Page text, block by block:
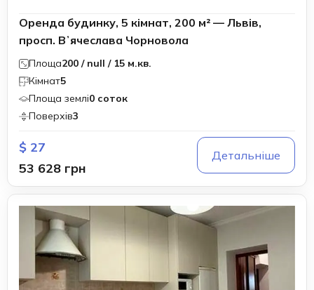
Оренда будинку, 5 кімнат, 200 м² — Львів,
просп. Вʼячеслава Чорновола
Площа200 / null / 15 м.кв.
Кімнат5
Площа землі0 соток
Поверхів3
$ 27
53 628 грн
Детальніше